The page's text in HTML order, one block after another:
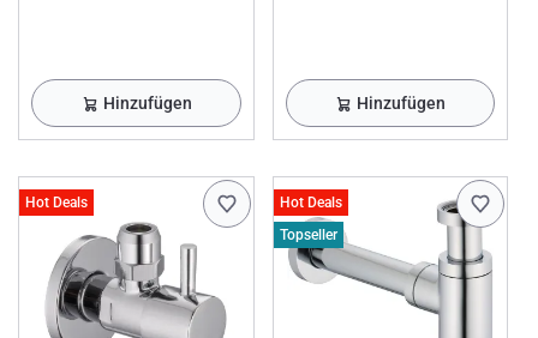
Hinzufügen Hinzufügen
Hot Deals
Hot Deals
Topseller